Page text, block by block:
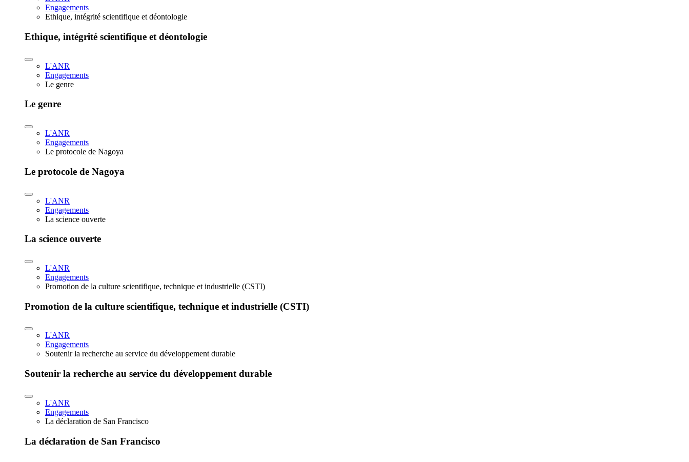
Engagements
Ethique, intégrité scientifique et déontologie
Ethique, intégrité scientifique et déontologie
L'ANR
Engagements
Le genre
Le genre
L'ANR
Engagements
Le protocole de Nagoya
Le protocole de Nagoya
L'ANR
Engagements
La science ouverte
La science ouverte
L'ANR
Engagements
Promotion de la culture scientifique, technique et industrielle (CSTI)
Promotion de la culture scientifique, technique et industrielle (CSTI)
L'ANR
Engagements
Soutenir la recherche au service du développement durable
Soutenir la recherche au service du développement durable
L'ANR
Engagements
La déclaration de San Francisco
La déclaration de San Francisco